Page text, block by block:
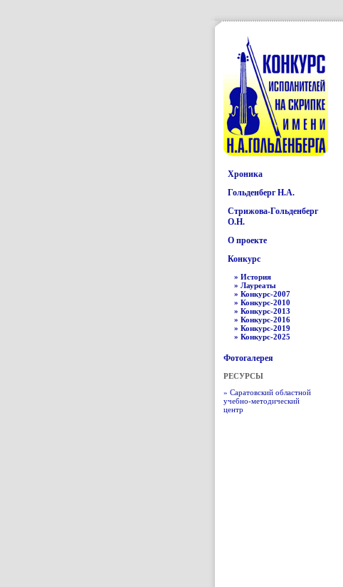
Хроника
Гольденберг Н.А.
Стрижова-Гольденберг
О.Н.
О проекте
Конкурс
» История
» Лауреаты
» Конкурс-2007
» Конкурс-2010
» Конкурс-2013
» Конкурс-2016
» Конкурс-2019
» Конкурс-2025
Фотогалерея
РЕСУРСЫ
» Саратовский областной
учебно-методический
центр